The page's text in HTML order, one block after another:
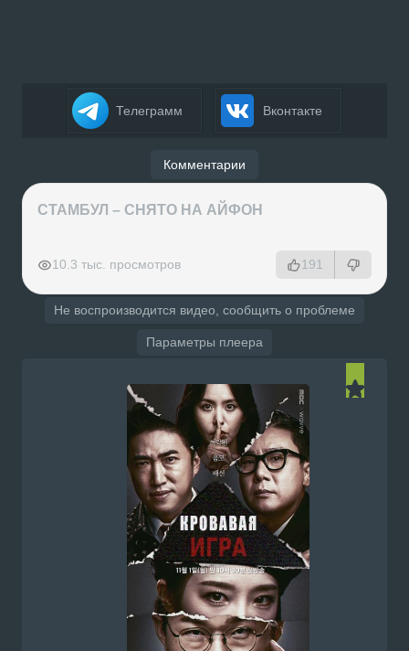
Телеграмм Вконтакте
Комментарии
СТАМБУЛ – СНЯТО НА АЙФОН
10.3 тыс. просмотров 191
Не воспроизводится видео, сообщить о проблеме
Параметры плеера